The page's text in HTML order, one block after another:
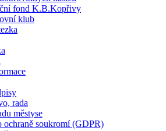
fond K.B.Kopřivy
klub
rada
městyse
ochraně soukromí (GDPR)